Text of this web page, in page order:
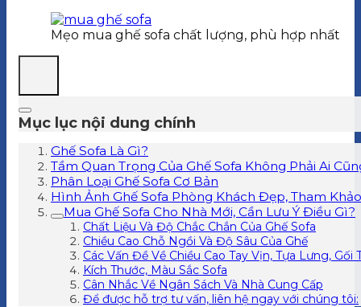
Mẹo mua ghế sofa chất lượng, phù hợp nhất
Mục lục nội dung chính
Ghế Sofa Là Gì?
Tầm Quan Trọng Của Ghế Sofa Không Phải Ai
Phân Loại Ghế Sofa Cơ Bản
Hình Ảnh Ghế Sofa Phòng Khách Đẹp, Tham
Mua Ghế Sofa Cho Nhà Mới, Cần Lưu Ý Điều Gì?
Chất Liệu Và Độ Chắc Chắn Của Ghế Sofa
Chiều Cao Chỗ Ngồi Và Độ Sâu Của Ghế
Các Vấn Đề Về Chiều Cao Tay Vịn, Tựa Lưng, Gối
Kích Thước, Màu Sắc Sofa
Cân Nhắc Về Ngân Sách Và Nhà Cung Cấp
Để được hỗ trợ tư vấn, liên hệ ngay với chúng tôi: